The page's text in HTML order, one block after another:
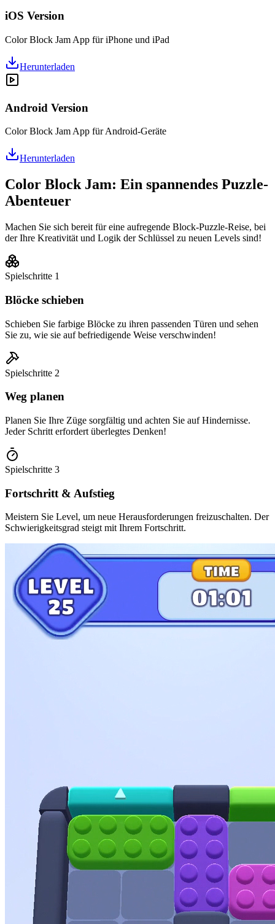
iOS Version
Color Block Jam App für iPhone und iPad
Herunterladen
Android Version
Color Block Jam App für Android-Geräte
Herunterladen
Color Block Jam: Ein spannendes Puzzle-
Abenteuer
Machen Sie sich bereit für eine aufregende Block-Puzzle-Reise, bei
der Ihre Kreativität und Logik der Schlüssel zu neuen Levels sind!
Spielschritte 1
Blöcke schieben
Schieben Sie farbige Blöcke zu ihren passenden Türen und sehen
Sie zu, wie sie auf befriedigende Weise verschwinden!
Spielschritte 2
Weg planen
Planen Sie Ihre Züge sorgfältig und achten Sie auf Hindernisse.
Jeder Schritt erfordert überlegtes Denken!
Spielschritte 3
Fortschritt & Aufstieg
Meistern Sie Level, um neue Herausforderungen freizuschalten. Der
Schwierigkeitsgrad steigt mit Ihrem Fortschritt.